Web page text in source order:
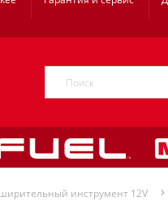
инструмент 12V